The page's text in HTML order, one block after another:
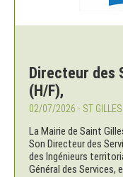
Directeur des
(H/F),
02/07/2026 - ST GILLES
La Mairie de Saint
Son Directeur des
des Ingénieurs
Général des